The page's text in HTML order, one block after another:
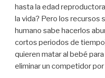
hasta la edad
la vida? Pero los recursos
humano sabe hacerlos
cortos periodos de
quieren matar al bebé
eliminar un competidor